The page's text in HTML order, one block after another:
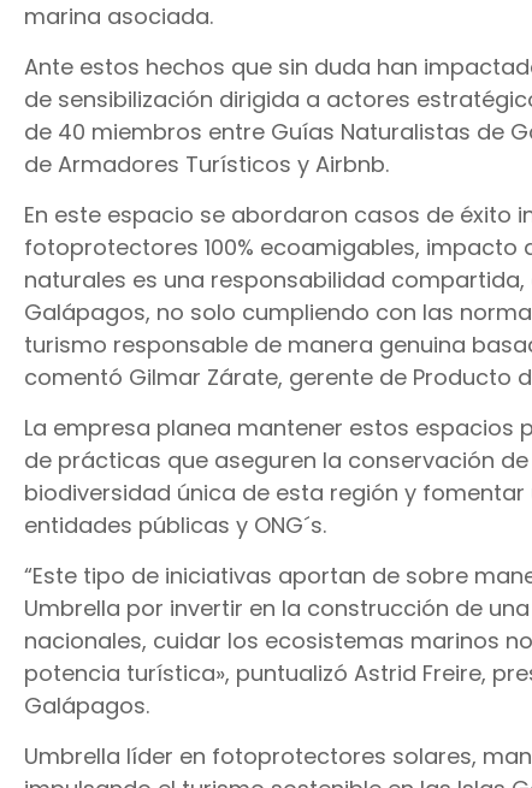
marina asociada.
Ante estos hechos que sin duda han
de sensibilización dirigida a actores
de 40 miembros entre Guías Naturalistas de
de Armadores Turísticos y Airbnb.
En este espacio se abordaron casos de éxito
fotoprotectores 100% ecoamigables, impacto
naturales es una responsabilidad
Galápagos, no solo cumpliendo con las
turismo responsable de manera genuina
comentó Gilmar Zárate, gerente de Producto
La empresa planea mantener estos espacios
de prácticas que aseguren la conservación
biodiversidad única de esta región y
entidades públicas y ONG´s.
“Este tipo de iniciativas aportan de sobre
Umbrella por invertir en la construcción de
nacionales, cuidar los ecosistemas marinos
potencia turística», puntualizó Astrid Freire,
Galápagos.
Umbrella líder en fotoprotectores solares,